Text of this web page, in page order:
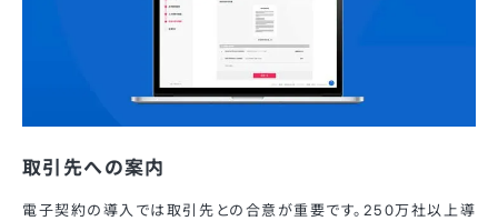
取引先への案内
電子契約の導入では取引先との合意が重要です。250万社以上導